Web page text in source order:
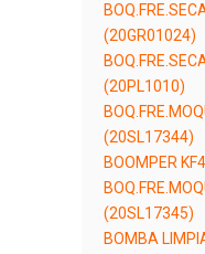
(20GR01024)
(20PL1010)
(20SL17344)
BOOMPER
(20SL17345)
BOMBA